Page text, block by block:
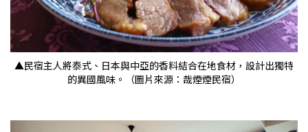
▲民宿主人將泰式、日本與中亞的香料結合在地食材，設計出獨特
的異國風味。（圖片來源：哉煙煙民宿）